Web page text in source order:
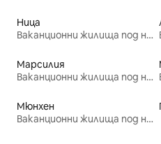
Ница
Ваканционни жилища под наем
Марсилия
Ваканционни жилища под наем
Мюнхен
Ваканционни жилища под наем